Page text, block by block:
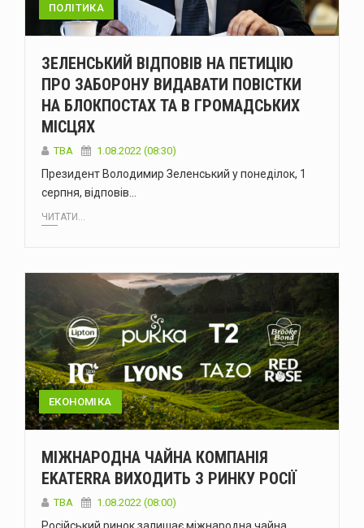
ПОЛІТИКА
ЗЕЛЕНСЬКИЙ ВІДПОВІВ НА ПЕТИЦІЮ
ПРО ЗАБОРОНУ ВИДАВАТИ ПОВІСТКИ
НА БЛОКПОСТАХ ТА В ГРОМАДСЬКИХ
МІСЦЯХ
ТВА 1.08.2022 (08:30)
Президент Володимир Зеленський у понеділок, 1
серпня, відповів…
ЧИТАТИ...
ЕКОНОМІКА
МІЖНАРОДНА ЧАЙНА КОМПАНІЯ
EKATERRA ВИХОДИТЬ З РИНКУ РОСІЇ
ТВА 1.08.2022 (08:00)